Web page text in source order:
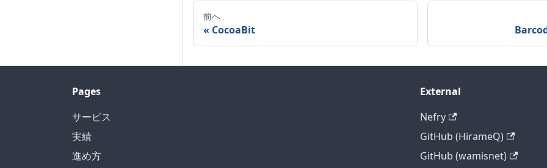
前へ
CocoaBit
Pages
サービス
実績
進め方
External
Nefry
GitHub (HirameQ)
GitHub (wamisnet)